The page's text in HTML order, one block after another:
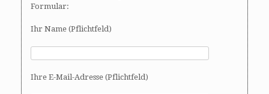
Formular:
Ihr Name (Pflichtfeld)
Ihre E-Mail-Adresse (Pflichtfeld)